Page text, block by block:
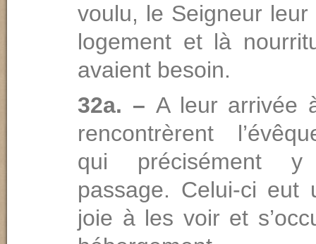
voulu, le Seigneur
logement et là
avaient besoin.
32a. – A leur arrivée
rencontrèrent
qui précisément
passage. Celui-ci eut
joie à les voir et